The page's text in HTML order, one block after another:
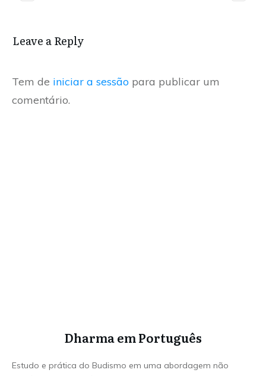
Leave a Reply
Tem de iniciar a sessão para publicar um
comentário.
Dharma em Português
Estudo e prática do Budismo em uma abordagem não